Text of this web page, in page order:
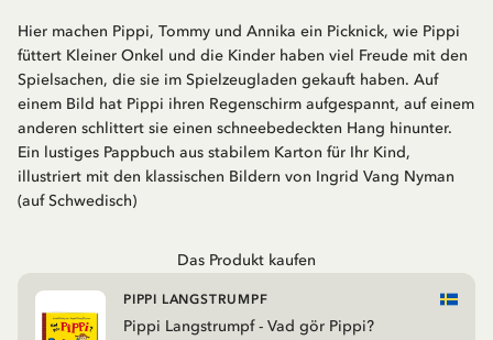
Hier machen Pippi, Tommy und Annika ein Picknick, wie Pippi
füttert Kleiner Onkel und die Kinder haben viel Freude mit den
Spielsachen, die sie im Spielzeugladen gekauft haben. Auf
einem Bild hat Pippi ihren Regenschirm aufgespannt, auf einem
anderen schlittert sie einen schneebedeckten Hang hinunter.
Ein lustiges Pappbuch aus stabilem Karton für Ihr Kind,
illustriert mit den klassischen Bildern von Ingrid Vang Nyman
(auf Schwedisch)
Das Produkt kaufen
Pippi Langstrumpf - Vad gör Pippi?
PIPPI LANGSTRUMPF